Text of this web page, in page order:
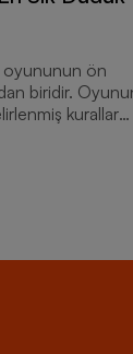
oyununun ön
biridir.
kurallar